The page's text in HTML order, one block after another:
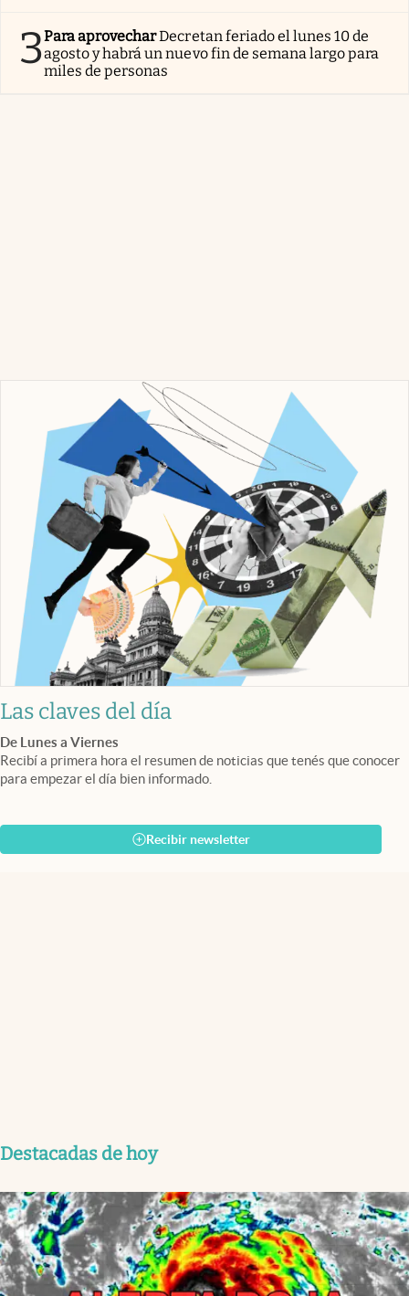
3Para aprovecharDecretan feriado el lunes 10 de
agosto y habrá un nuevo fin de semana largo para
miles de personas
Las claves del día
De Lunes a Viernes
Recibí a primera hora el resumen de noticias que tenés que conocer
para empezar el día bien informado.
Recibir newsletter
Destacadas de hoy